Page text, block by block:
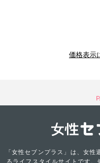
価格表示
「女性セブンプラス」は、女
るライフスタイルサイトです